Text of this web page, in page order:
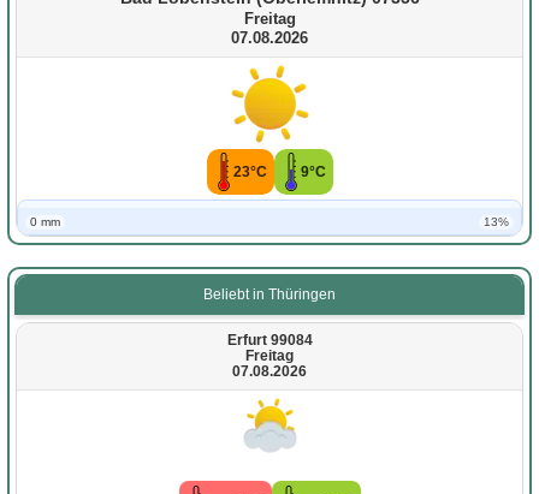
Freitag
07.08.2026
23°C 9°C
0 mm 13%
Beliebt in Thüringen
Erfurt 99084
Freitag
07.08.2026